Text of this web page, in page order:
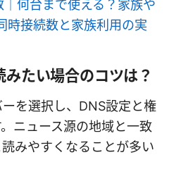
何台まで使える？家族や
接続数と家族利用の実
たい場合のコツは？
を選択し、DNS設定と権
ニュース源の地域と一致
みやすくなることが多い